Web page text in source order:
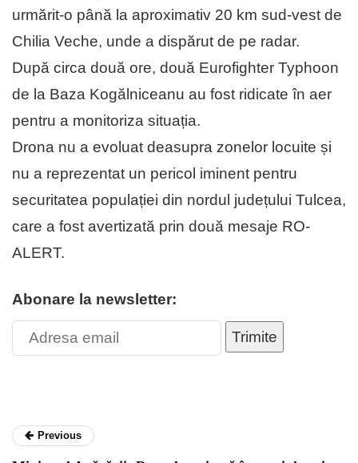
urmărit-o până la aproximativ 20 km sud-vest de
Chilia Veche, unde a dispărut de pe radar.
După circa două ore, două Eurofighter Typhoon
de la Baza Kogălniceanu au fost ridicate în aer
pentru a monitoriza situația.
Drona nu a evoluat deasupra zonelor locuite și
nu a reprezentat un pericol iminent pentru
securitatea populației din nordul județului Tulcea,
care a fost avertizată prin două mesaje RO-
ALERT.
Abonare la newsletter:
Trimite
Previous